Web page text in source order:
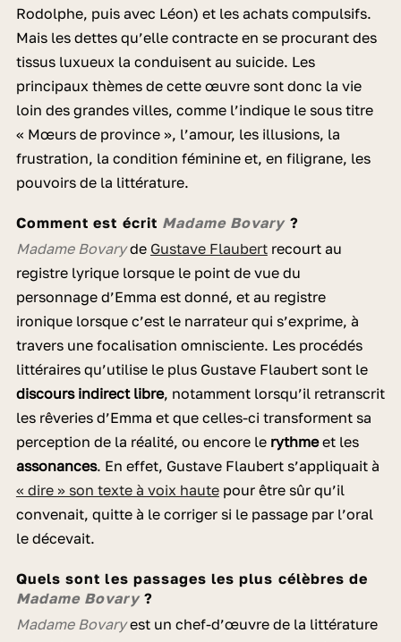
Rodolphe, puis avec Léon) et les achats compulsifs.
Mais les dettes qu’elle contracte en se procurant des
tissus luxueux la conduisent au suicide. Les
principaux thèmes de cette œuvre sont donc la vie
loin des grandes villes, comme l’indique le sous titre
« Mœurs de province », l’amour, les illusions, la
frustration, la condition féminine et, en filigrane, les
pouvoirs de la littérature.
Comment est écrit Madame Bovary?
Madame Bovaryde Gustave Flaubertrecourt au
registre lyrique lorsque le point de vue du
personnage d’Emma est donné, et au registre
ironique lorsque c’est le narrateur qui s’exprime, à
travers une focalisation omnisciente. Les procédés
littéraires qu’utilise le plus Gustave Flaubert sont le
discours indirect libre, notamment lorsqu’il retranscrit
les rêveries d’Emma et que celles-ci transforment sa
perception de la réalité, ou encore le rythmeet les
assonances. En effet, Gustave Flaubert s’appliquait à
« dire » son texte à voix hautepour être sûr qu’il
convenait, quitte à le corriger si le passage par l’oral
le décevait.
Quels sont les passages les plus célèbres de
Madame Bovary?
Madame Bovaryest un chef-d’œuvre de la littérature